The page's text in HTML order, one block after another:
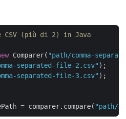
(più di 2) in Java
Comparer( "path/comma-
separated-file-2.csv" );
separated-file-3.csv"
= comparer.compare( "path/